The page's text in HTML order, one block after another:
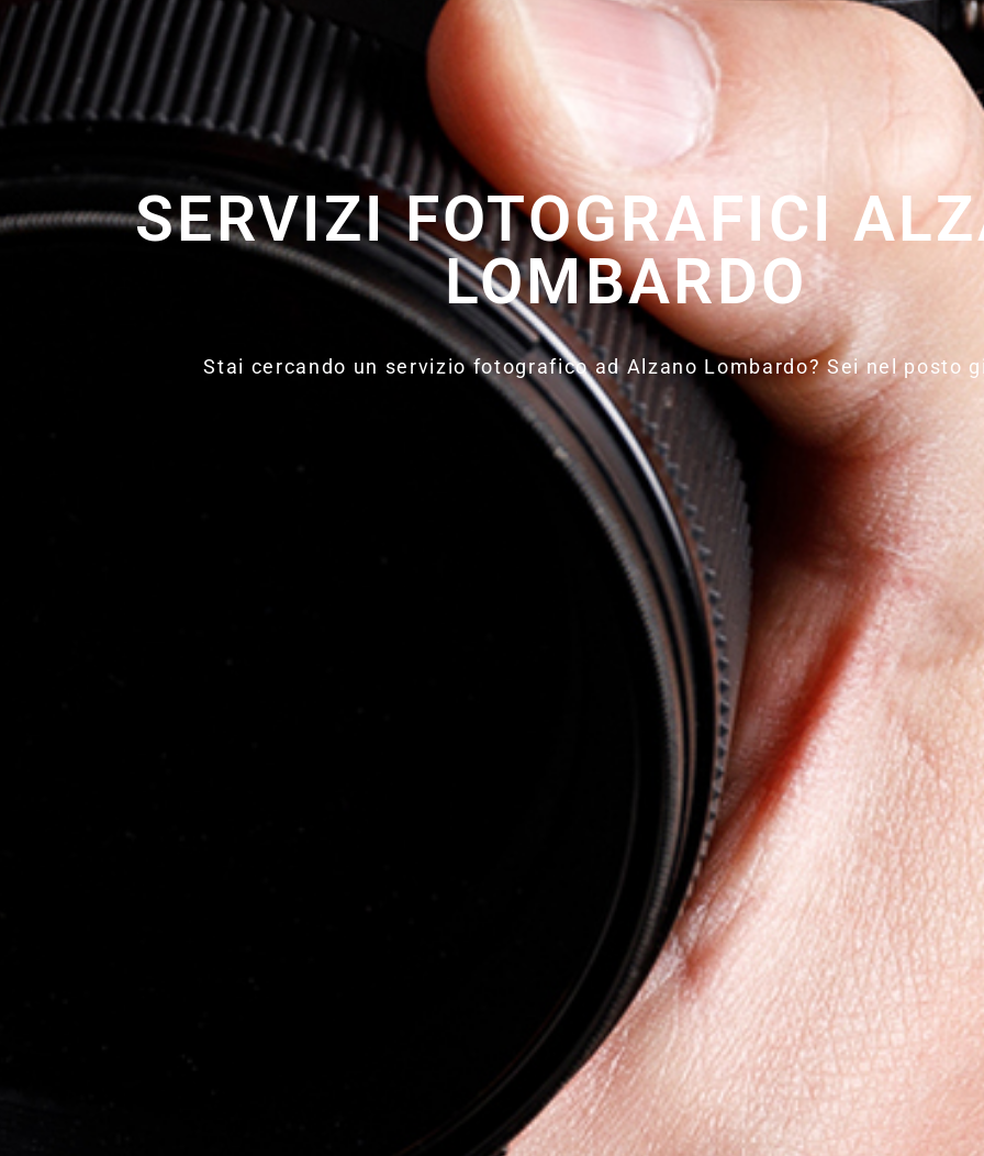
SERVIZI FOTOGRAFICI
LOMBARDO
Stai cercando un servizio fotografico ad Alzano Lombardo? Sei nel posto